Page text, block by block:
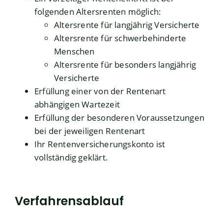
folgenden Altersrenten möglich:
Altersrente für langjährig Versicherte
Altersrente für schwerbehinderte
Menschen
Altersrente für besonders langjährig
Versicherte
Erfüllung einer von der Rentenart
abhängigen Wartezeit
Erfüllung der besonderen Voraussetzungen
bei der jeweiligen Rentenart
Ihr Rentenversicherungskonto ist
vollständig geklärt.
Verfahrensablauf